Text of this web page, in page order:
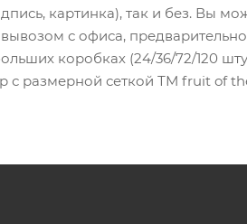
картинка), так и без. Вы
с офиса,
коробках (24/36/72/120
с размерной сеткой ТМ fruit of